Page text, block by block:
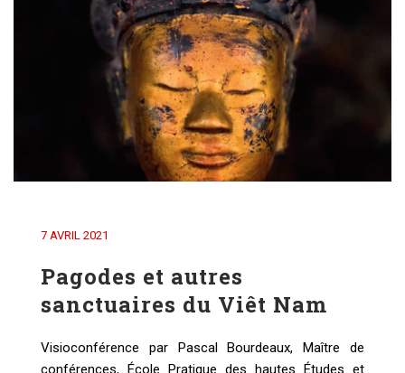
7 AVRIL 2021
Pagodes et autres
sanctuaires du Viêt Nam
Visioconférence par Pascal Bourdeaux, Maître de
conférences, École Pratique des hautes Études et